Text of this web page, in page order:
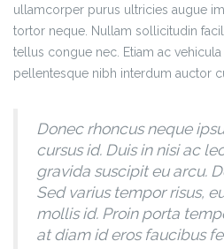
ullamcorper purus ultricies augue
tortor neque. Nullam sollicitudin
tellus congue nec. Etiam ac
pellentesque nibh interdum auctor
Donec rhoncus neque
cursus id. Duis in nisi ac
gravida suscipit eu arcu.
Sed varius tempor risus,
mollis id. Proin porta
at diam id eros faucibus